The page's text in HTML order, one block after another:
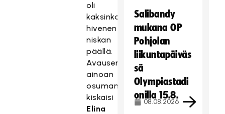
oli
kaksinkamppailuissa
hivenen
niskan
päällä.
Avauserän
ainoan
osuman
kiskaisi
Elina
Salibandy
mukana OP
Pohjolan
liikuntapäiväs
sä
Olympiastadi
onilla 15.8.
08.08.2026